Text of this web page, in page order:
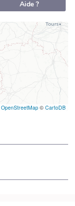
Aide ?
OpenStreetMap © CartoDB